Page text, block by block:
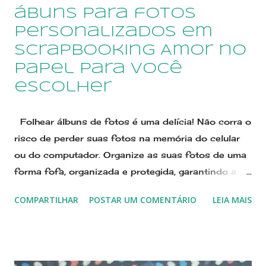
cliente. Pode ser vendida em kits personalizados de
acordo com demais itens da p...
ábuns para fotos
personalizados em
scrapbooking Amor no
Papel para você
escolher
Folhear álbuns de fotos é uma delícia! Não corra o
risco de perder suas fotos na memória do celular
ou do computador. Organize as suas fotos de uma
forma fofa, organizada e protegida, garantindo a
Scraperia Amor no Papel, adoramos personalizar
COMPARTILHAR POSTAR UM COMENTÁRIO LEIA MAIS